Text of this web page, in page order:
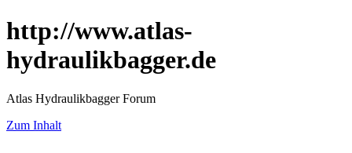
http://www.atlas-
hydraulikbagger.de
Atlas Hydraulikbagger Forum
Zum Inhalt